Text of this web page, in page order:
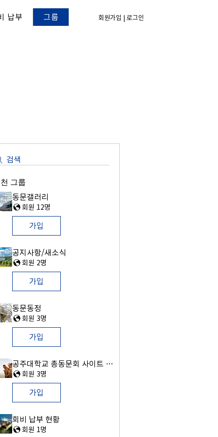
납부 그룹 회원가입 | 로그인
검색
그룹
동문갤러리
회원 12명
가입
공지사항/새소식
회원 2명
가입
동문동정
회원 3명
가입
공주대학교 총동문회 사이트 그룹
회원 3명
가입
회비 납부 현황
회원 1명